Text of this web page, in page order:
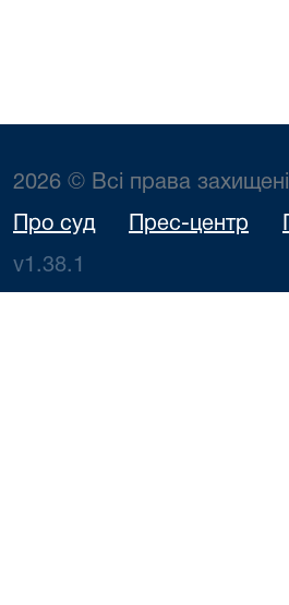
2026 © Всі права захищені
Про суд Прес-центр
v1.38.1